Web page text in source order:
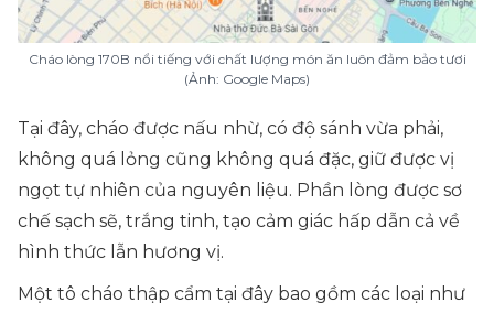
Cháo lòng 170B nổi tiếng với chất lượng món ăn luôn đảm bảo tươi
(Ảnh: Google Maps)
Tại đây, cháo được nấu nhừ, có độ sánh vừa phải,
không quá lỏng cũng không quá đặc, giữ được vị
ngọt tự nhiên của nguyên liệu. Phần lòng được sơ
chế sạch sẽ, trắng tinh, tạo cảm giác hấp dẫn cả về
hình thức lẫn hương vị.
Một tô cháo thập cẩm tại đây bao gồm các loại như